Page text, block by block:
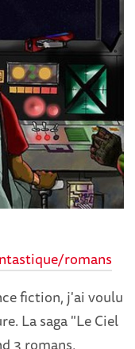
romans
fiction, j'ai voulu
La saga "Le Ciel
3 romans,